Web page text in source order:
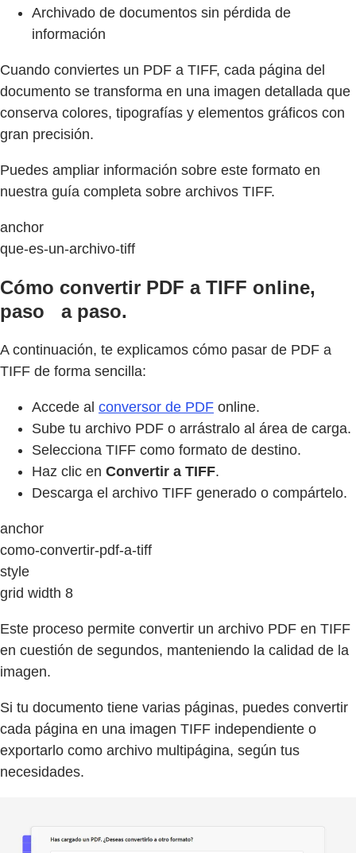
Archivado de documentos sin pérdida de
información
Cuando conviertes un PDF a TIFF, cada página del
documento se transforma en una imagen detallada que
conserva colores, tipografías y elementos gráficos con
gran precisión.
Puedes ampliar información sobre este formato en
nuestra guía completa sobre archivos TIFF.
anchor
que-es-un-archivo-tiff
Cómo convertir PDF a TIFF online,
paso a paso.
A continuación, te explicamos cómo pasar de PDF a
TIFF de forma sencilla:
Accede al conversor de PDF online.
Sube tu archivo PDF o arrástralo al área de carga.
Selecciona TIFF como formato de destino.
Haz clic en Convertir a TIFF.
Descarga el archivo TIFF generado o compártelo.
anchor
como-convertir-pdf-a-tiff
style
grid width 8
Este proceso permite convertir un archivo PDF en TIFF
en cuestión de segundos, manteniendo la calidad de la
imagen.
Si tu documento tiene varias páginas, puedes convertir
cada página en una imagen TIFF independiente o
exportarlo como archivo multipágina, según tus
necesidades.